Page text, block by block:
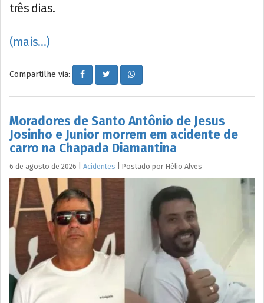
três dias.
(mais…)
Compartilhe via:
Moradores de Santo Antônio de Jesus
Josinho e Junior morrem em acidente de
carro na Chapada Diamantina
6 de agosto de 2026 Acidentes Postado por Hélio Alves